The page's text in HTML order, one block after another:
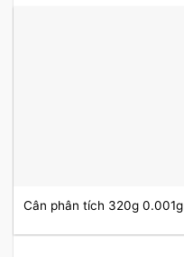
Cân phân tích 320g 0.001g